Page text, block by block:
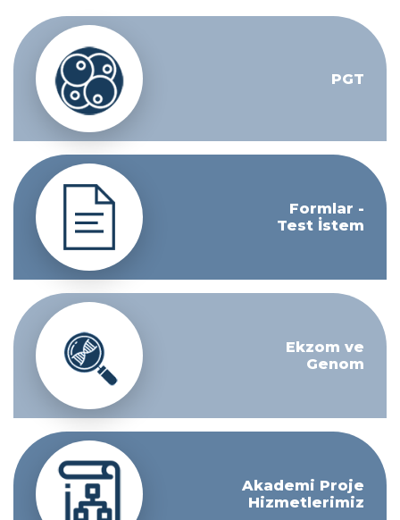
PGT
Formlar -
Test İstem
Ekzom ve
Genom
Akademi Proje
Hizmetlerimiz